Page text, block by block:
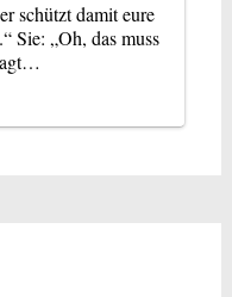
schützt damit eure
Sie: „Oh, das muss